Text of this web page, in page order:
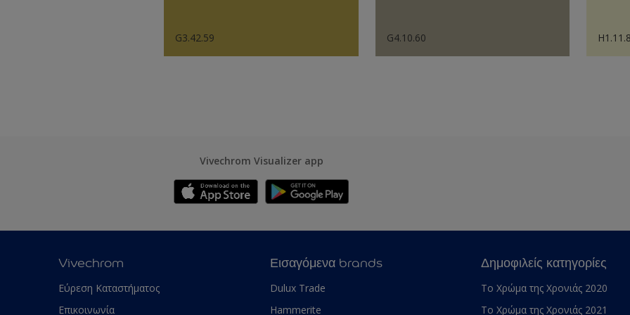
G3.42.59 G4.10.60
Vivechrom Visualizer app
Vivechrom
Εύρεση Καταστήματος
Επικοινωνία
Εισαγόμενα brands
Dulux Trade
Hammerite
Δημοφιλείς κατηγορίες
Το Χρώμα της Χρονιάς 2020
Το Χρώμα της Χρονιάς 2021